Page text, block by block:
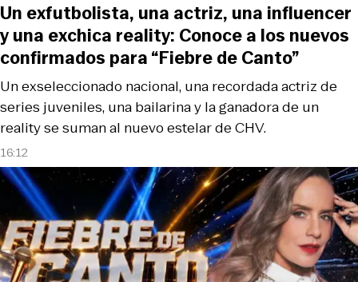
16:12
Un exseleccionado nacional, una recordada actriz de
series juveniles, una bailarina y la ganadora de un
reality se suman al nuevo estelar de CHV.
Un exfutbolista, una actriz, una influencer
y una exchica reality: Conoce a los nuevos
confirmados para “Fiebre de Canto”